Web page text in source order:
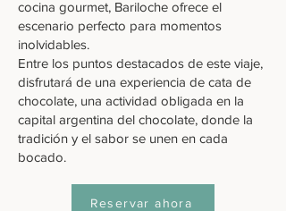
cocina gourmet, Bariloche ofrece el
escenario perfecto para momentos
inolvidables.
Entre los puntos destacados de este viaje,
disfrutará de una experiencia de cata de
chocolate, una actividad obligada en la
capital argentina del chocolate, donde la
tradición y el sabor se unen en cada
bocado.
Reservar ahora